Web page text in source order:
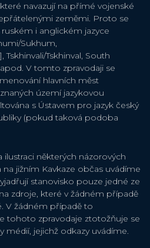
navazují na přímé vojenské
zeměmi. Proto se
i anglickém jazyce
Sukhum,
Tskhinval, South
V tomto zpravodaji se
hlavních měst
území jazykovou
s Ústavem pro jazyk český
(pokud taková podoba
některých názorových
jižním Kavkaze občas uvádíme
stanovisko pouze jedné ze
zdroje, které v žádném případě
V žádném případě to
tohoto zpravodaje ztotožňuje se
médií, jejichž odkazy uvádíme.